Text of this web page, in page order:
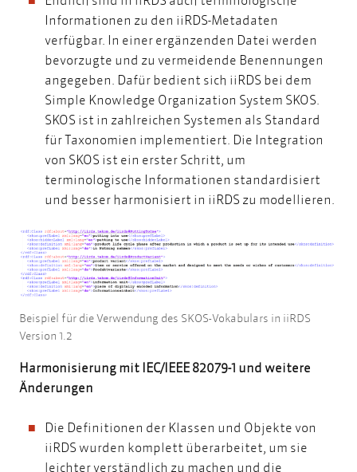
Informationen zu den iiRDS-Metadaten
verfügbar. In einer ergänzenden Datei werden
bevorzugte und zu vermeidende Benennungen
angegeben. Dafür bedient sich iiRDS bei dem
Simple Knowledge Organization System SKOS.
SKOS ist in zahlreichen Systemen als Standard
für Taxonomien implementiert. Die Integration
von SKOS ist ein erster Schritt, um
terminologische Informationen standardisiert
und besser harmonisiert in iiRDS zu modellieren.
Beispiel für die Verwendung des SKOS-Vokabulars in iiRDS
Version 1.2
Harmonisierung mit IEC/IEEE 82079-1 und weitere
Änderungen
Die Definitionen der Klassen und Objekte von
iiRDS wurden komplett überarbeitet, um sie
leichter verständlich zu machen und die